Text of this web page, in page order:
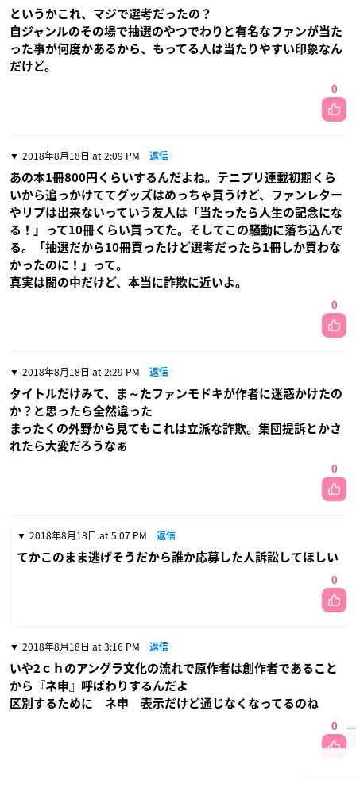
というかこれ、マジで選考だったの？
自ジャンルのその場で抽選のやつでわりと有名なファンが当た
った事が何度かあるから、もってる人は当たりやすい印象なん
だけど。
0
2018年8月18日 at 2:09 PM 返信
あの本1冊800円くらいするんだよね。テニプリ連載初期くら
いから追っかけててグッズはめっちゃ買うけど、ファンレター
やリプは出来ないっていう友人は「当たったら人生の記念にな
る！」って10冊くらい買ってた。そしてこの騒動に落ち込んで
る。「抽選だから10冊買ったけど選考だったら1冊しか買わな
かったのに！」って。
真実は闇の中だけど、本当に詐欺に近いよ。
0
2018年8月18日 at 2:29 PM 返信
タイトルだけみて、ま～たファンモドキが作者に迷惑かけたの
か？と思ったら全然違った
まったくの外野から見てもこれは立派な詐欺。集団提訴とかさ
れたら大変だろうなぁ
0
2018年8月18日 at 5:07 PM 返信
てかこのまま逃げそうだから誰か応募した人訴訟してほしい
0
2018年8月18日 at 3:16 PM 返信
いや2ｃｈのアングラ文化の流れで原作者は創作者であること
から『ネ申』呼ばわりするんだよ
区別するために ネ申 表示だけど通じなくなってるのね
0